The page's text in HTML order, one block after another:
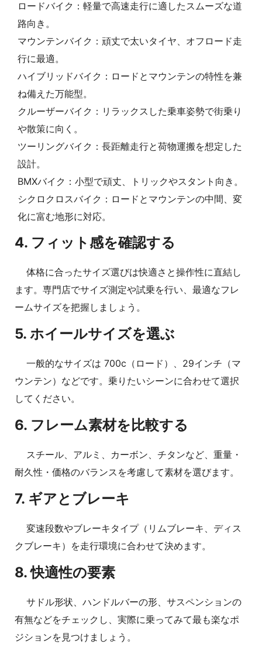
ロードバイク：軽量で高速走行に適したスムーズな道
路向き。
マウンテンバイク：頑丈で太いタイヤ、オフロード走
行に最適。
ハイブリッドバイク：ロードとマウンテンの特性を兼
ね備えた万能型。
クルーザーバイク：リラックスした乗車姿勢で街乗り
や散策に向く。
ツーリングバイク：長距離走行と荷物運搬を想定した
設計。
BMXバイク：小型で頑丈、トリックやスタント向き。
シクロクロスバイク：ロードとマウンテンの中間、変
化に富む地形に対応。
4. フィット感を確認する
体格に合ったサイズ選びは快適さと操作性に直結し
ます。専門店でサイズ測定や試乗を行い、最適なフレ
ームサイズを把握しましょう。
5. ホイールサイズを選ぶ
一般的なサイズは 700c（ロード）、29インチ（マ
ウンテン）などです。乗りたいシーンに合わせて選択
してください。
6. フレーム素材を比較する
スチール、アルミ、カーボン、チタンなど、重量・
耐久性・価格のバランスを考慮して素材を選びます。
7. ギアとブレーキ
変速段数やブレーキタイプ（リムブレーキ、ディス
クブレーキ）を走行環境に合わせて決めます。
8. 快適性の要素
サドル形状、ハンドルバーの形、サスペンションの
有無などをチェックし、実際に乗ってみて最も楽なポ
ジションを見つけましょう。